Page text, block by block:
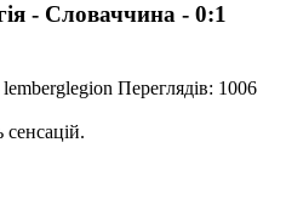
- Словаччина - 0:1
lemberglegion Переглядів: 1006